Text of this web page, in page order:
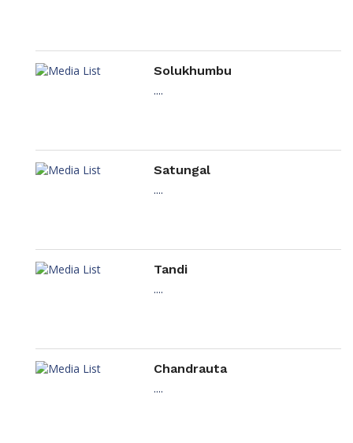
Solukhumbu
....
Satungal
....
Tandi
....
Chandrauta
....